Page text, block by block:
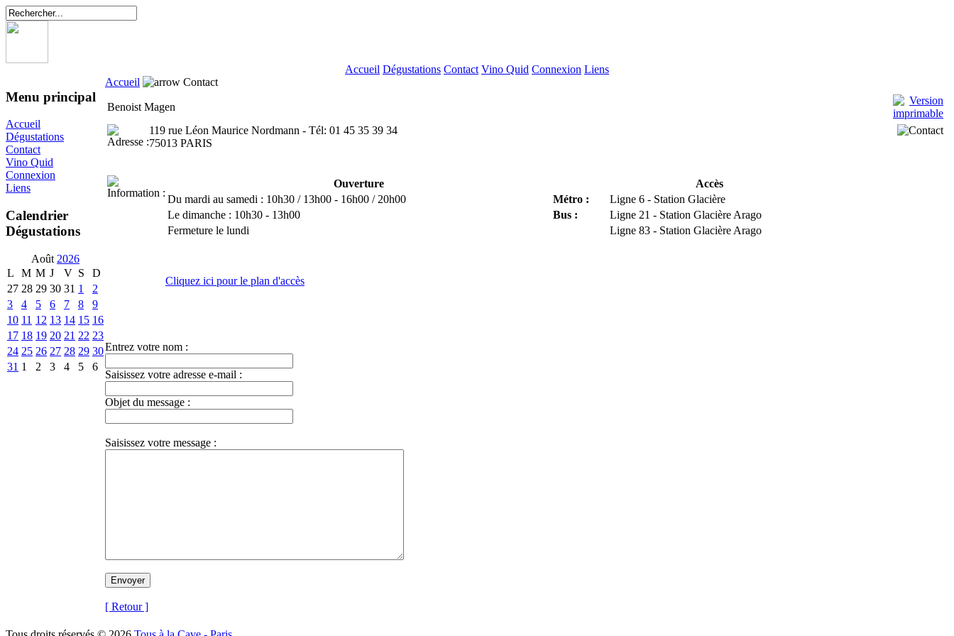
Accueil Dégustations Contact Vino Quid Connexion Liens
Menu principal
Accueil
Dégustations
Contact
Vino Quid
Connexion
Liens
Calendrier
Dégustations
Août 2026
L
M M J V S
D
27 28 29 30 31 1
2
3
4 5 6 7 8
9
10 11 12 13 14 15 16
17 18 19 20 21 22 23
24 25 26 27 28 29 30
31 1 2 3 4 5 6
Accueil Contact
Benoist Magen
119 rue Léon Maurice Nordmann - Tél: 01 45 35 39 34
75013 PARIS
Ouverture
Accès
Du mardi au samedi : 10h30 / 13h00 - 16h00 / 20h00
Métro :
Ligne 6 - Station Glacière
Le dimanche : 10h30 - 13h00
Bus :
Ligne 21 - Station Glacière Arago
Fermeture le lundi
Ligne 83 - Station Glacière Arago
Cliquez ici pour le plan d'accès
Entrez votre nom :
Saisissez votre adresse e-mail :
Objet du message :
Saisissez votre message :
[ Retour ]